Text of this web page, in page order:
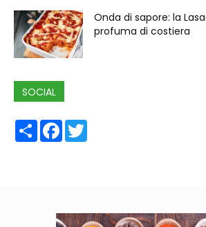
Onda di sapore: la
profuma di costiera
SOCIAL
ShareFacebook